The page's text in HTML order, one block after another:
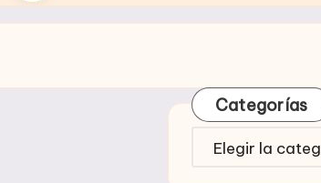
Categorías
Categorías